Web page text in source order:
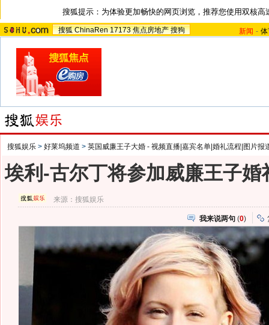
搜狐提示：为体验更加畅快的网页浏览，推荐您使用双核高
搜狐 ChinaRen 17173 焦点房地产 搜狗 新闻 -
搜狐娱乐 > 好莱坞频道 > 英国威廉王子大婚 - 视频直播|嘉宾名单|婚礼流程|图片报
埃利-古尔丁将参加威廉王子婚
来源：搜狐娱乐
我来说两句 (0)